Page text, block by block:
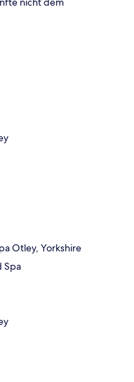
Otley, Yorkshire
Spa